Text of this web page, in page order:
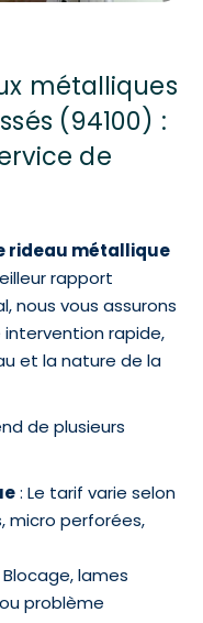
métalliques
(94100) :
de
rideau métallique
rapport
nous vous assurons
rapide,
et la nature de la
de plusieurs
: Le tarif varie selon
micro perforées,
Blocage, lames
problème